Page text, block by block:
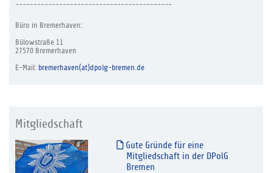
-------------------------------------------
Büro in Bremerhaven:
Bülowstraße 11
27570 Bremerhaven
E-Mail: bremerhaven(at)dpolg-bremen.de
Mitgliedschaft
Gute Gründe für eine
Mitgliedschaft in der DPolG
Bremen